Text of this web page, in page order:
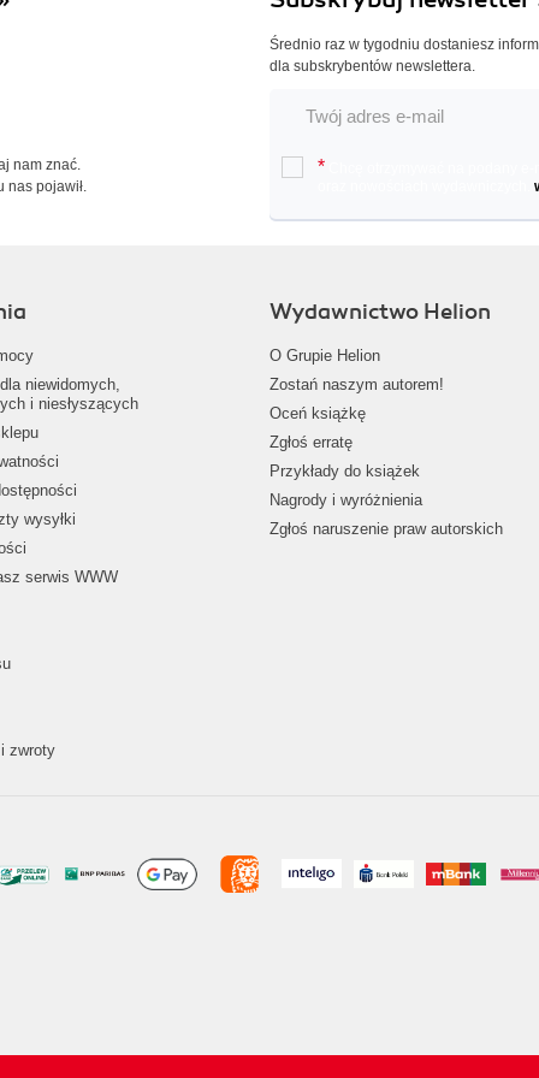
nam znać.
nas pojawił.
Średnio raz w tygodniu dostaniesz
dla subskrybentów newslettera.
*
niewidomych,
i niesłyszących
wysyłki
serwis WWW
zwroty
Wydawnictwo Helion
O Grupie Helion
Zostań naszym autorem!
Oceń książkę
Zgłoś erratę
Przykłady do książek
Nagrody i wyróżnienia
Zgłoś naruszenie praw autorskich